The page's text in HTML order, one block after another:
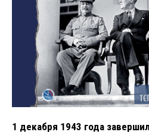
1 декабря 1943 года